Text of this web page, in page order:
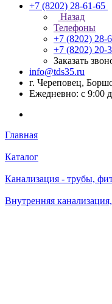
+7 (8202) 28‑61-65
Назад
Телефоны
+7 (8202)
+7 (8202)
Заказать
info@tds35.ru
г. Череповец,
Ежедневно: с 9:00
Главная
Каталог
Канализация - трубы,
Внутренняя